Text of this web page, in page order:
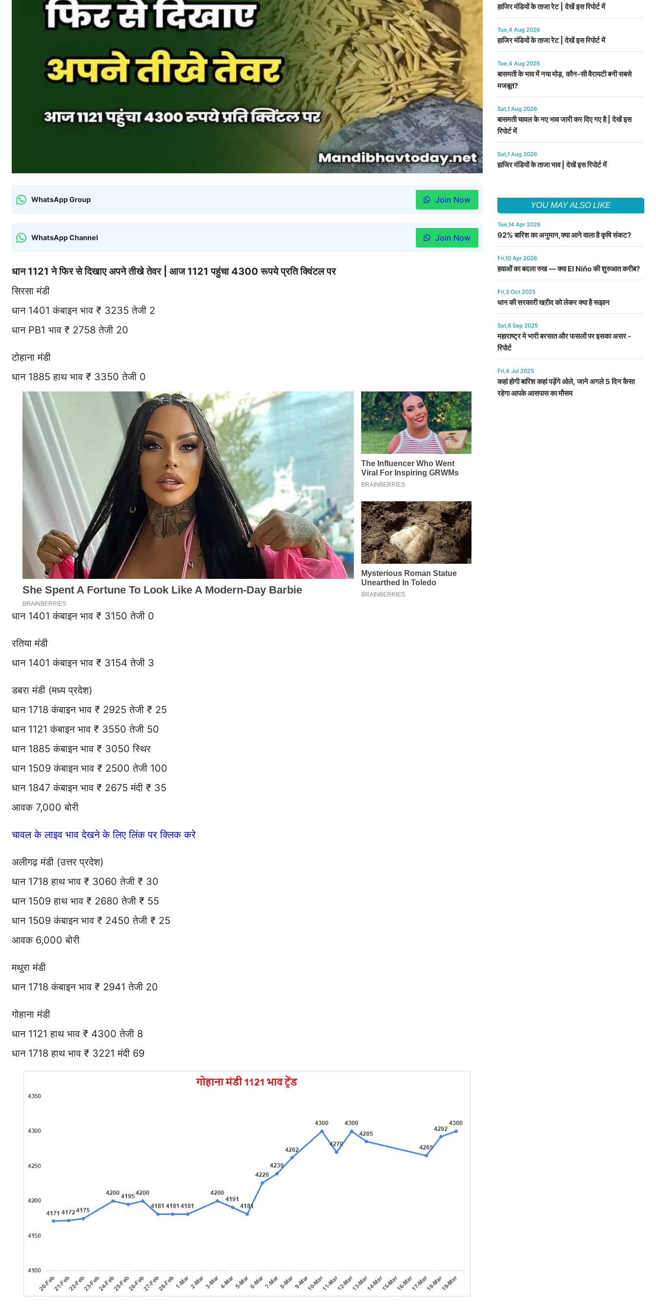
WhatsApp Group Join Now
WhatsApp Channel Join Now
धान 1121 ने फिर से दिखाए अपने तीखे तेवर | आज 1121 पहुंचा 4300 रूपये प्रति क्विंटल पर
सिरसा मंडी
धान 1401 कंबाइन भाव ₹ 3235 तेजी 2
धान PB1 भाव ₹ 2758 तेजी 20
टोहाना मंडी
धान 1885 हाथ भाव ₹ 3350 तेजी 0
धान 1401 कंबाइन भाव ₹ 3150 तेजी 0
रतिया मंडी
धान 1401 कंबाइन भाव ₹ 3154 तेजी 3
डबरा मंडी (मध्य प्रदेश)
धान 1718 कंबाइन भाव ₹ 2925 तेजी ₹ 25
धान 1121 कंबाइन भाव ₹ 3550 तेजी 50
धान 1885 कंबाइन भाव ₹ 3050 स्थिर
धान 1509 कंबाइन भाव ₹ 2500 तेजी 100
धान 1847 कंबाइन भाव ₹ 2675 मंदी ₹ 35
आवक 7,000 बोरी
चावल के लाइव भाव देखने के लिए लिंक पर क्लिक करे
अलीगढ़ मंडी (उत्तर प्रदेश)
धान 1718 हाथ भाव ₹ 3060 तेजी ₹ 30
धान 1509 हाथ भाव ₹ 2680 तेजी ₹ 55
धान 1509 कंबाइन भाव ₹ 2450 तेजी ₹ 25
आवक 6,000 बोरी
मथुरा मंडी
धान 1718 कंबाइन भाव ₹ 2941 तेजी 20
गोहाना मंडी
धान 1121 हाथ भाव ₹ 4300 तेजी 8
धान 1718 हाथ भाव ₹ 3221 मंदी 69
हाजिर मंडियों के ताजा रेट | देखें इस रिपोर्ट में
Tue,4 Aug 2026
हाजिर मंडियों के ताजा रेट | देखें इस रिपोर्ट में
Tue,4 Aug 2026
बासमती के भाव में नया मोड़, कौन-सी वैरायटी बनी सबसे
मजबूत?
Sat,1 Aug 2026
बासमती चावल के नए भाव जारी कर दिए गए है | देखें इस
रिपोर्ट में
Sat,1 Aug 2026
हाजिर मंडियों के ताजा भाव | देखें इस रिपोर्ट में
YOU MAY ALSO LIKE
Tue,14 Apr 2026
92% बारिश का अनुमान,क्या आने वाला है कृषि संकट?
Fri,10 Apr 2026
हवाओं का बदला रुख — क्या El Niño की शुरुआत करीब?
Fri,3 Oct 2025
धान की सरकारी खऱीद को लेकर क्या है रूझान
Sat,6 Sep 2025
महाराष्ट्र मे भारी बरसात और फसलों पर इसका असर -
रिपोर्ट
Fri,4 Jul 2025
कहां होगी बारिश कहां पड़ेंगे ओले, जाने अगले 5 दिन कैसा
रहेगा आपके आसपास का मौसम